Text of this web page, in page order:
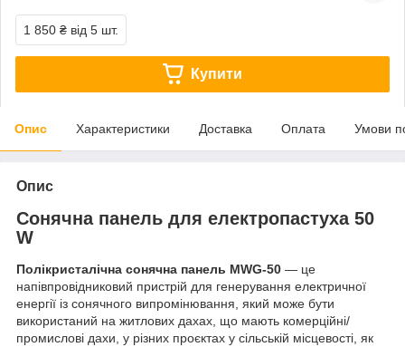
1 850 ₴ від 5 шт.
Купити
Опис Характеристики Доставка Оплата Умови
Опис
Сонячна панель для електропастуха 50
W
Полікристалічна сонячна панель MWG-50 — це
напівпровідниковий пристрій для генерування електричної
енергії із сонячного випромінювання, який може бути
використаний на житлових дахах, що мають комерційні/
промислові дахи, у різних проєктах у сільській місцевості, як